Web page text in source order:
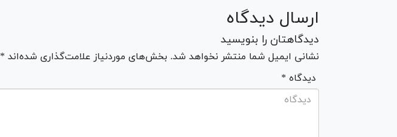
ارسال دیدگاه
دیدگاهتان را بنویسید
نشانی ایمیل شما منتشر نخواهد شد. بخش‌های موردنیاز علامت‌گذاری شده‌اند *
* دیدگاه